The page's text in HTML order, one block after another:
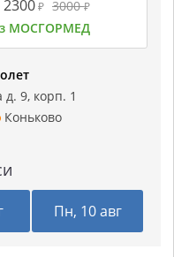
2300₽ 3000₽
МОСГОРМЕД
9, корп. 1
Коньково
Пн, 10 авг